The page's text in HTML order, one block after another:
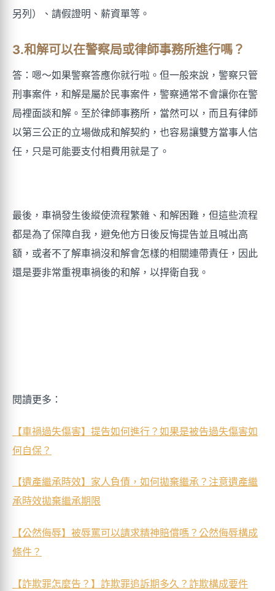
另列）、請假證明、薪資單等。
3.和解可以在警察局或律師事務所進行嗎？
答：嗯～如果警察答應你就行啦。但一般來說，警察只管
刑事案件，和解是屬於民事案件，警察通常不會讓你在警
局裡面談和解。至於律師事務所，當然可以，而且有律師
以第三公正的立場做成和解契約，也容易讓雙方當事人信
任，只是可能要支付相費用就是了。
最後，車禍發生後縱使流程繁雜、和解困難，但這些流程
都是為了保障自我，避免他方日後反悔提告並且喊出高
額，或者不了解車禍沒和解會怎樣的相關連帶責任，因此
還是要非常重視車禍後的和解，以捍衛自我。
閱讀更多：
【車禍過失傷害】提告如何進行？如果是被告過失傷害如
何自保？
【遺產繼承時效】家人負債，如何拋棄繼承？注意遺產繼
承時效拋棄繼承期限
【公然侮辱】被辱罵可以請求精神賠償嗎？公然侮辱構成
條件？
【詐欺罪怎麼告？】詐欺罪追訴期多久？詐欺構成要件